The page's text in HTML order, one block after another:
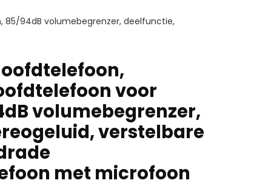
85/94dB volumebegrenzer, deelfunctie,
voor
volumebegrenzer,
verstelbare
met microfoon